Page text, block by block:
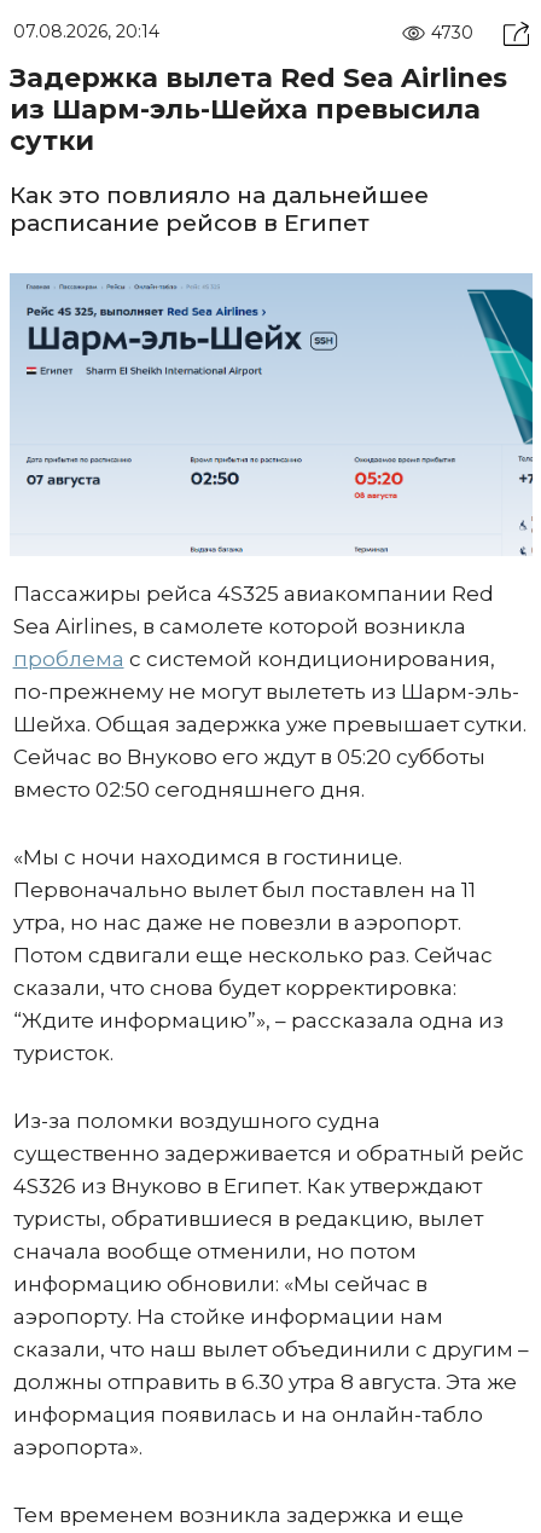
07.08.2026, 20:14 4730
Задержка вылета Red Sea Airlines
из Шарм-эль-Шейха превысила
сутки
Как это повлияло на дальнейшее
расписание рейсов в Египет
Пассажиры рейса 4S325 авиакомпании Red
Sea Airlines, в самолете которой возникла
проблема с системой кондиционирования,
по-прежнему не могут вылететь из Шарм-эль-
Шейха. Общая задержка уже превышает сутки.
Сейчас во Внуково его ждут в 05:20 субботы
вместо 02:50 сегодняшнего дня.
«Мы с ночи находимся в гостинице.
Первоначально вылет был поставлен на 11
утра, но нас даже не повезли в аэропорт.
Потом сдвигали еще несколько раз. Сейчас
сказали, что снова будет корректировка:
“Ждите информацию”», – рассказала одна из
туристок.
Из-за поломки воздушного судна
существенно задерживается и обратный рейс
4S326 из Внуково в Египет. Как утверждают
туристы, обратившиеся в редакцию, вылет
сначала вообще отменили, но потом
информацию обновили: «Мы сейчас в
аэропорту. На стойке информации нам
сказали, что наш вылет объединили с другим –
должны отправить в 6.30 утра 8 августа. Эта же
информация появилась и на онлайн-табло
аэропорта».
Тем временем возникла задержка и еще